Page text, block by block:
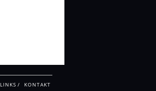
LINKS KONTAKT